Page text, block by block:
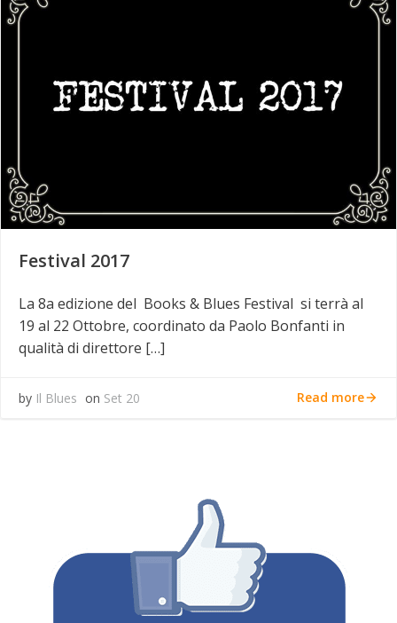
Festival 2017
La 8a edizione del Books & Blues Festival si terrà al
19 al 22 Ottobre, coordinato da Paolo Bonfanti in
qualità di direttore […]
by Il Blues on Set 20 Read more